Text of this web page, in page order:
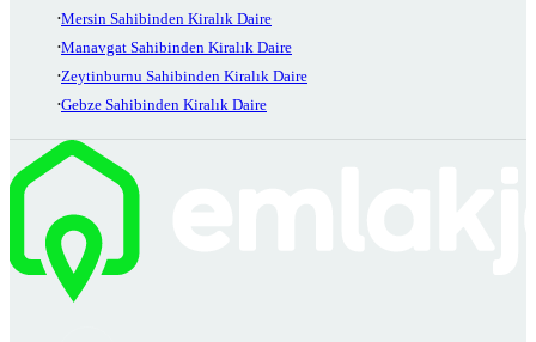
Mersin Sahibinden Kiralık Daire
Manavgat Sahibinden Kiralık Daire
Zeytinburnu Sahibinden Kiralık Daire
Gebze Sahibinden Kiralık Daire